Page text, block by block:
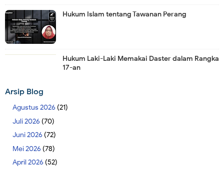
Hukum Islam tentang Tawanan Perang
Hukum Laki-Laki Memakai Daster dalam Rangka
17-an
Arsip Blog
Agustus 2026 (21)
Juli 2026 (70)
Juni 2026 (72)
Mei 2026 (78)
April 2026 (52)